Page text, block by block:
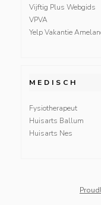
Vijftig Plus Webgids
VPVA
Yelp Vakantie
MEDISCH
Fysiotherapeut
Huisarts Ballum
Huisarts Nes